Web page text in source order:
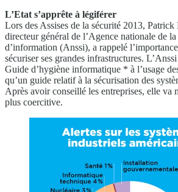
L’Etat s’apprête à légiférer
Lors des Assises de la sécurité 2013,
directeur général de l’Agence nationale de la
d’information (Anssi), a rappelé
sécuriser ses grandes infrastructures.
Guide d’hygiène informatique * à l’usage
qu’un guide relatif à la sécurisation des
Après avoir conseillé les entreprises, elle va
plus coercitive.